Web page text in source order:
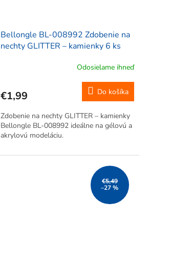
Bellongle BL-008992 Zdobenie na
nechty GLITTER – kamienky 6 ks
Odosielame ihneď
€1,99 Do košíka
Zdobenie na nechty GLITTER – kamienky
Bellongle BL-008992 ideálne na gélovú a
akrylovú modeláciu.
€5,49
–27 %